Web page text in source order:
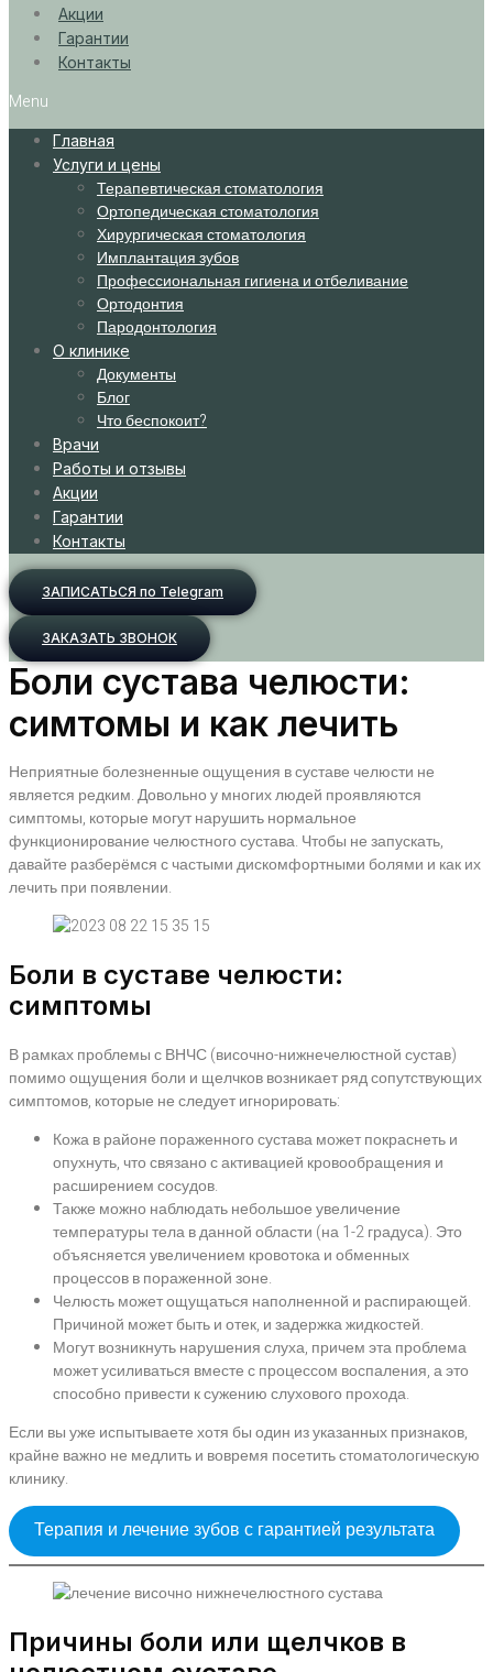
Акции
Гарантии
Контакты
Menu
Главная
Услуги и цены
Терапевтическая стоматология
Ортопедическая стоматология
Хирургическая стоматология
Имплантация зубов
Профессиональная гигиена и отбеливание
Ортодонтия
Пародонтология
О клинике
Документы
Блог
Что беспокоит?
Врачи
Работы и отзывы
Акции
Гарантии
Контакты
ЗАПИСАТЬСЯ по Telegram
ЗАКАЗАТЬ ЗВОНОК
Боли сустава челюсти:
симтомы и как лечить
Неприятные болезненные ощущения в суставе челюсти не
является редким. Довольно у многих людей проявляются
симптомы, которые могут нарушить нормальное
функционирование челюстного сустава. Чтобы не запускать,
давайте разберёмся с частыми дискомфортными болями и как их
лечить при появлении.
Боли в суставе челюсти:
симптомы
В рамках проблемы с ВНЧС (височно-нижнечелюстной сустав)
помимо ощущения боли и щелчков возникает ряд сопутствующих
симптомов, которые не следует игнорировать:
Кожа в районе пораженного сустава может покраснеть и
опухнуть, что связано с активацией кровообращения и
расширением сосудов.
Также можно наблюдать небольшое увеличение
температуры тела в данной области (на 1-2 градуса). Это
объясняется увеличением кровотока и обменных
процессов в пораженной зоне.
Челюсть может ощущаться наполненной и распирающей.
Причиной может быть и отек, и задержка жидкостей.
Могут возникнуть нарушения слуха, причем эта проблема
может усиливаться вместе с процессом воспаления, а это
способно привести к сужению слухового прохода.
Если вы уже испытываете хотя бы один из указанных признаков,
крайне важно не медлить и вовремя посетить стоматологическую
клинику.
Терапия и лечение зубов с гарантией результата
Причины боли или щелчков в